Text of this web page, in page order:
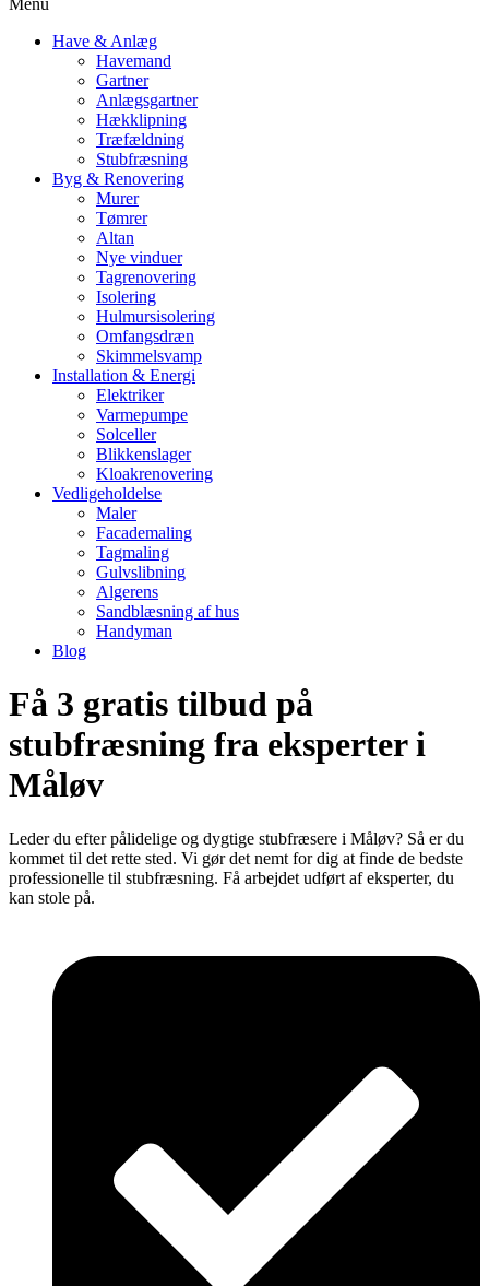
Menu
Have & Anlæg
Havemand
Gartner
Anlægsgartner
Hækklipning
Træfældning
Stubfræsning
Byg & Renovering
Murer
Tømrer
Altan
Nye vinduer
Tagrenovering
Isolering
Hulmursisolering
Omfangsdræn
Skimmelsvamp
Installation & Energi
Elektriker
Varmepumpe
Solceller
Blikkenslager
Kloakrenovering
Vedligeholdelse
Maler
Facademaling
Tagmaling
Gulvslibning
Algerens
Sandblæsning af hus
Handyman
Blog
Få 3 gratis tilbud på
stubfræsning fra eksperter i
Måløv
Leder du efter pålidelige og dygtige stubfræsere i Måløv? Så er du
kommet til det rette sted. Vi gør det nemt for dig at finde de bedste
professionelle til stubfræsning. Få arbejdet udført af eksperter, du
kan stole på.